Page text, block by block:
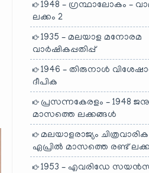
1948 – ഗ്രന്ഥാലോകം –
ലക്കം 2
1935 – മലയാള മനോരമ
വാർഷികപ്പതിപ്പ്
1946 – തിരുനാൾ
ദീപിക
പ്രസന്നകേരളം – 1948
മാസത്തെ ലക്കങ്ങൾ
മലയാളരാജ്യം ചിത്രവാരിക
ഏപ്രിൽ മാസത്തെ രണ്ട്
1953 – എവരിഡേ സയൻസ്